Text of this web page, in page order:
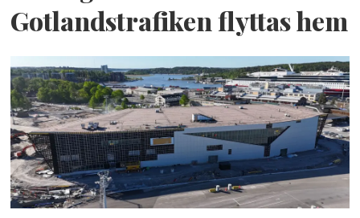
Gotlandstrafiken flyttas hem